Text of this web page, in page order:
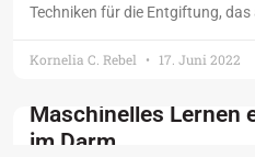
Techniken für die Entgiftung, das
Kornelia C. Rebel 17. Juni 2022
Maschinelles Lernen
im Darm